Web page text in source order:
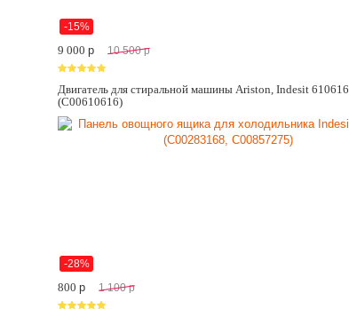
-15%
9 000 p 10 500 p
Двигатель для стиральной машины Ariston, Indesit 610616
(C00610616)
-28%
800 p 1 100 p